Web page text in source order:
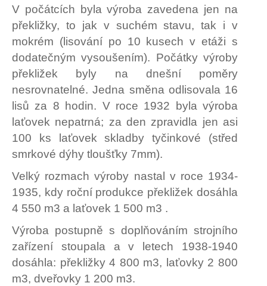
V počátcích byla výroba zavedena jen na
překližky, to jak v suchém stavu, tak i v
mokrém (lisování po 10 kusech v etáži s
dodatečným vysoušením). Počátky výroby
překližek byly na dnešní poměry
nesrovnatelné. Jedna směna odlisovala 16
lisů za 8 hodin. V roce 1932 byla výroba
laťovek nepatrná; za den zpravidla jen asi
100 ks laťovek skladby tyčinkové (střed
smrkové dýhy tloušťky 7mm).
Velký rozmach výroby nastal v roce 1934-
1935, kdy roční produkce překližek dosáhla
4 550 m3 a laťovek 1 500 m3 .
Výroba postupně s doplňováním strojního
zařízení stoupala a v letech 1938-1940
dosáhla: překližky 4 800 m3, laťovky 2 800
m3, dveřovky 1 200 m3.